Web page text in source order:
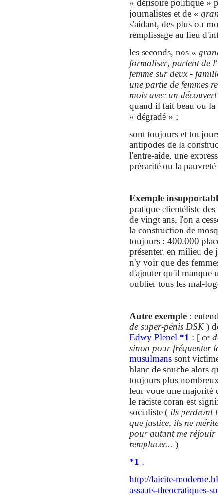
« dérisoire politique »
journalistes et de «
s'aidant, des plus ou
remplissage au lieu
les seconds, nos «
formaliser, parlent de
femme sur deux -
une partie de femmes
mois avec un
quand il fait beau ou la
« dégradé » ;
sont toujours et
antipodes de la
l'entre-aide, une
précarité ou la
Exemple
pratique clientéliste des
de vingt ans, l'on a cess
la construction de
toujours : 400.000
présenter, en milieu de
n'y voir que des
d'ajouter qu'il manque
oublier tous les mal-
Autre exemple :
de super-pénis DSK)
Edwy Plenel *1 : [ ce
sinon pour fréquenter
musulmans sont
blanc de souche alors
toujours plus
leur voue une majorité
le raciste coran est
socialiste ( ils perdront
que justice, ils ne
pour autant me réjouir
remplacer... )
*1 :
http://laicite-
assauts-theocratiques-